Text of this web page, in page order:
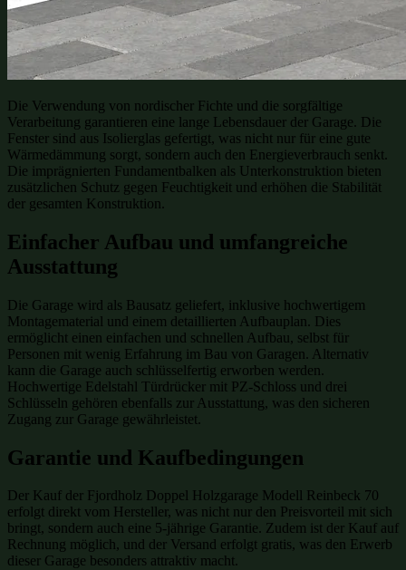
Die Verwendung von nordischer Fichte und die sorgfältige
Verarbeitung garantieren eine lange Lebensdauer der Garage. Die
Fenster sind aus Isolierglas gefertigt, was nicht nur für eine gute
Wärmedämmung sorgt, sondern auch den Energieverbrauch senkt.
Die imprägnierten Fundamentbalken als Unterkonstruktion bieten
zusätzlichen Schutz gegen Feuchtigkeit und erhöhen die Stabilität
der gesamten Konstruktion.
Einfacher Aufbau und umfangreiche
Ausstattung
Die Garage wird als Bausatz geliefert, inklusive hochwertigem
Montagematerial und einem detaillierten Aufbauplan. Dies
ermöglicht einen einfachen und schnellen Aufbau, selbst für
Personen mit wenig Erfahrung im Bau von Garagen. Alternativ
kann die Garage auch schlüsselfertig erworben werden.
Hochwertige Edelstahl Türdrücker mit PZ-Schloss und drei
Schlüsseln gehören ebenfalls zur Ausstattung, was den sicheren
Zugang zur Garage gewährleistet.
Garantie und Kaufbedingungen
Der Kauf der Fjordholz Doppel Holzgarage Modell Reinbeck 70
erfolgt direkt vom Hersteller, was nicht nur den Preisvorteil mit sich
bringt, sondern auch eine 5-jährige Garantie. Zudem ist der Kauf auf
Rechnung möglich, und der Versand erfolgt gratis, was den Erwerb
dieser Garage besonders attraktiv macht.